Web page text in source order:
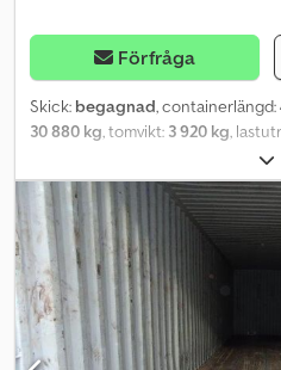
Förfråga
Skick: begagnad, containerlängd:
30 880 kg, tomvikt: 3 920 kg,
,
lastutrymmeshöjd:2 690 mm,
typer, nya och begagnade –
Uox Ag Sokr